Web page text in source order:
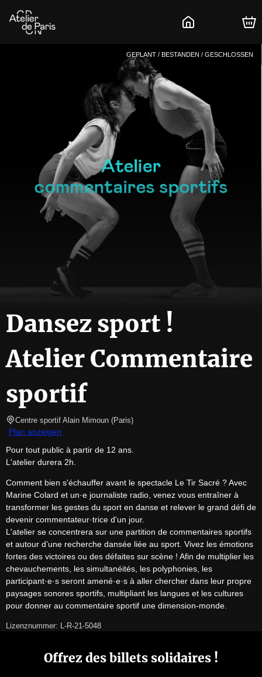
GEPLANT / BESTANDEN / GESCHLOSSEN
Dansez sport !
Atelier Commentaire
sportif
Centre sportif Alain Mimoun (Paris)
Plan anzeigen
Pour tout public à partir de 12 ans.
L'atelier durera 2h.
Comment bien s'échauffer avant le spectacle Le Tir Sacré ? Avec
Marine Colard et un·e journaliste radio, venez vous entraîner à
transformer les gestes du sport en danse et relever le grand défi de
devenir commentateur·trice d'un jour.
L'atelier se concentrera sur une partition de commentaires sportifs
et autour d’une recherche dansée liée au sport. Vivez les émotions
fortes des victoires ou des défaites sur scène ! Afin de multiplier les
chevauchements, les simultanéités, les polyphonies, les
participant·e·s seront amené·e·s à aller chercher dans leur propre
paysages sonores sportifs, multipliant les langues et les cultures
pour donner au commentaire sportif une dimension-monde.
Lizenznummer: L-R-21-5048
Offrez des billets solidaires !